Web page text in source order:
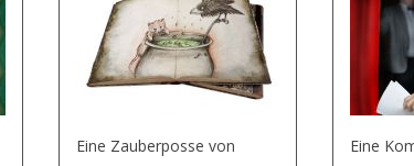
Eine Zauberposse von
Eine